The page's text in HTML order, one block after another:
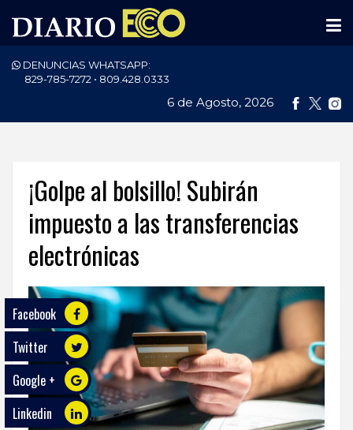
DENUNCIAS WHATSAPP:
829-785-7272 • 809.428.0333
6 de Agosto, 2026
PORTADA
ECONOMÍA
DEPORTES
SALUD
TECNOLOGÍA
ECO
PLAY
¡Golpe al bolsillo! Subirán
impuesto a las transferencias
electrónicas
Facebook
Twitter
Google +
Linkedin